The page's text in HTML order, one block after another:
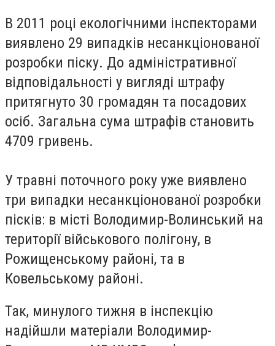
В 2011 році екологічними інспекторами
виявлено 29 випадків несанкціонованої
розробки піску. До адміністративної
відповідальності у вигляді штрафу
притягнуто 30 громадян та посадових
осіб. Загальна сума штрафів становить
4709 гривень.
У травні поточного року уже виявлено
три випадки несанкціонованої розробки
пісків: в місті Володимир-Волинський на
території військового полігону, в
Рожищенському районі, та в
Ковельському районі.
Так, минулого тижня в інспекцію
надійшли матеріали Володимир-